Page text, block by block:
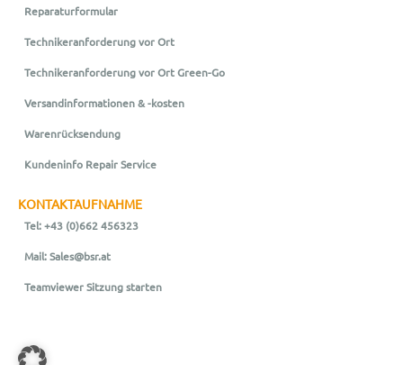
Reparaturformular
Technikeranforderung vor Ort
Technikeranforderung vor Ort Green-Go
Versandinformationen & -kosten
Warenrücksendung
Kundeninfo Repair Service
KONTAKTAUFNAHME
Tel: +43 (0)662 456323
Mail: Sales@bsr.at
Teamviewer Sitzung starten